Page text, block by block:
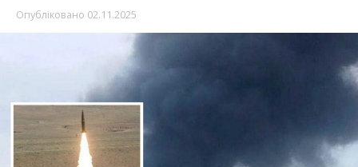
Опубліковано 02.11.2025